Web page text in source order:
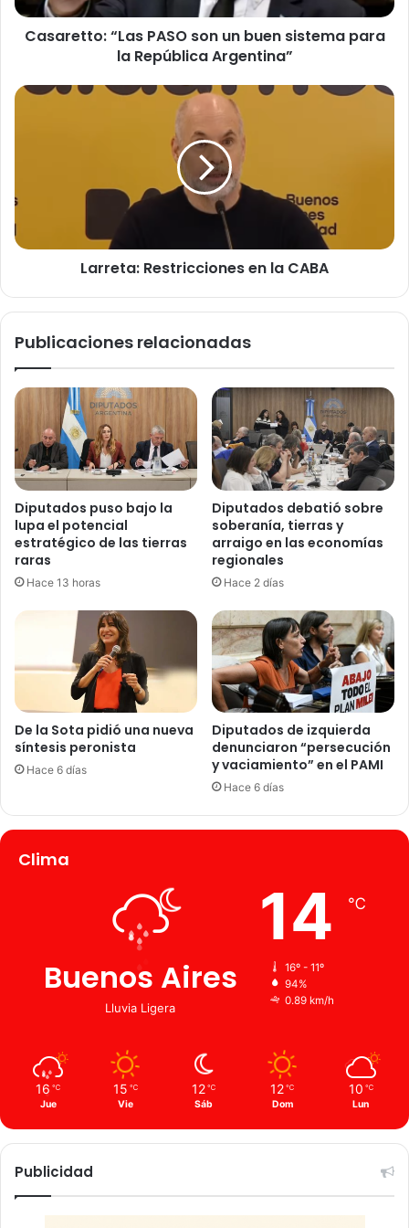
la
República
Casaretto: “Las PASO son un buen sistema para
la República Argentina”
Larreta:
Larreta: Restricciones en la CABA
Publicaciones relacionadas
Diputados puso bajo la
lupa el potencial
estratégico de las tierras
raras
Hace 13 horas
Diputados debatió sobre
soberanía, tierras y
arraigo en las economías
regionales
Hace 2 días
De la Sota pidió una nueva
síntesis peronista
Hace 6 días
Diputados de izquierda
denunciaron “persecución
y vaciamiento” en el PAMI
Hace 6 días
Clima
Buenos Aires
Lluvia Ligera
14 ℃
16º - 11º
94%
0.89 km/h
16 ℃
Jue
15 ℃
Vie
12 ℃
Sáb
12 ℃
Dom
10 ℃
Lun
Publicidad